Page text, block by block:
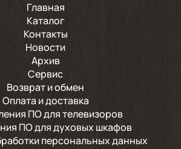
Главная
Каталог
Контакты
Новости
Архив
Сервис
Возврат и обмен
Оплата и доставка
ПО для телевизоров
ПО для духовых шкафов
персональных данных